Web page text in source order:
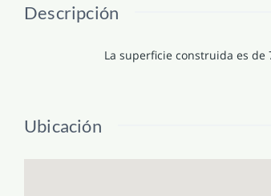
Descripción
La superficie construida es
Ubicación